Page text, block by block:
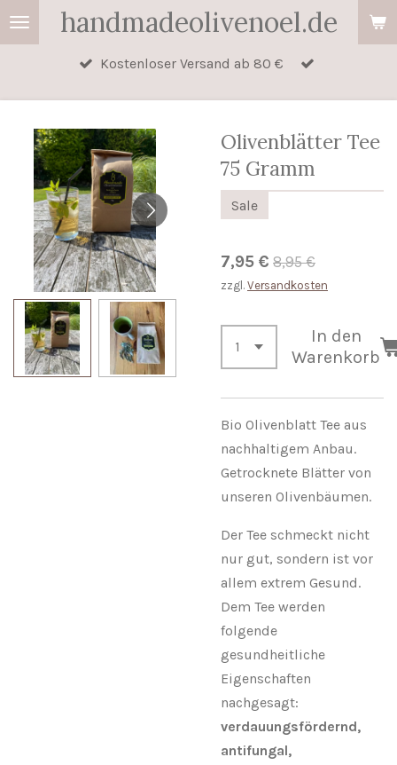
Zum
Hauptinhalt
handmadeolivenoel.de
Kostenloser Versand ab 80 €
Olivenblätter Tee
75 Gramm
Sale
7,95 € 8,95 €
zzgl. Versandkosten
In den
Warenkorb
Bio Olivenblatt Tee aus
nachhaltigem Anbau.
Getrocknete Blätter von
unseren Olivenbäumen.
Der Tee schmeckt nicht
nur gut, sondern ist vor
allem extrem Gesund.
Dem Tee werden
folgende
gesundheitliche
Eigenschaften
nachgesagt:
verdauungsfördernd,
antifungal,